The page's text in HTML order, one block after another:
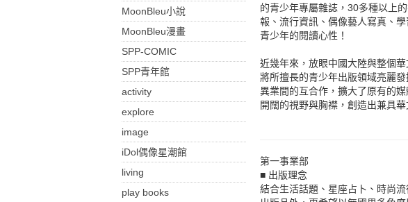
MoonBleu小說
MoonBleu漫畫
SPP-COMIC
SPP青年館
activity
explore
image
iDol偶像星潮館
living
play books
的青少年專屬雜誌，30多種以上
報、流行資訊、偶像藝人寫真、
青少年的閱讀心性！
近幾年來，放眼中國大陸與整個
將所擅長的青少年出版領域亮麗
異業間的互合作，擴大了原有的
開闊的視野與胸襟，創造出兼具
第一事業部
■ 出版理念
結合生活話題、星座占卜、時尚